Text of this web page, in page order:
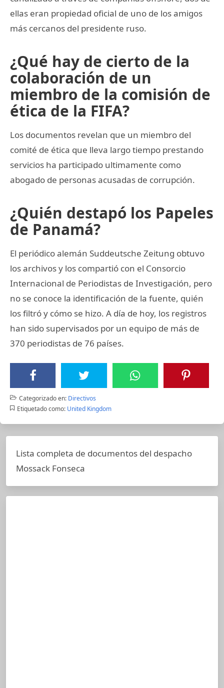
ellas eran propiedad oficial de uno de los amigos
más cercanos del presidente ruso.
¿Qué hay de cierto de la
colaboración de un
miembro de la comisión de
ética de la FIFA?
Los documentos revelan que un miembro del
comité de ética que lleva largo tiempo prestando
servicios ha participado ultimamente como
abogado de personas acusadas de corrupción.
¿Quién destapó los Papeles
de Panamá?
El periódico alemán Suddeutsche Zeitung obtuvo
los archivos y los compartió con el Consorcio
Internacional de Periodistas de Investigación, pero
no se conoce la identificación de la fuente, quién
los filtró y cómo se hizo. A día de hoy, los registros
han sido supervisados por un equipo de más de
370 periodistas de 76 países.
Categorizado en: Directivos
Etiquetado como: United Kingdom
Lista completa de documentos del despacho
Mossack Fonseca